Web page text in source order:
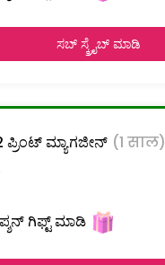
ಸಬ್ ಸ್ಕ್ರೈಬ್ ಮಾಡಿ
ಮ್ಯಾಗಜೀನ್ (1 साल)
ಗಿಫ್ಟ್ ಮಾಡಿ